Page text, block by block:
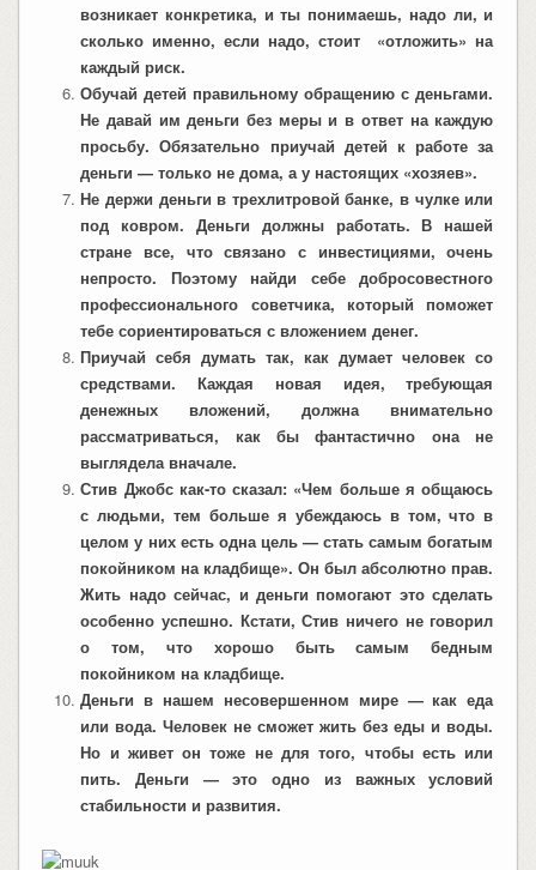
возникает конкретика, и ты понимаешь, надо ли, и
сколько именно, если надо, стоит «отложить» на
каждый риск.
Обучай детей правильному обращению с деньгами.
Не давай им деньги без меры и в ответ на каждую
просьбу. Обязательно приучай детей к работе за
деньги — только не дома, а у настоящих «хозяев».
Не держи деньги в трехлитровой банке, в чулке или
под ковром. Деньги должны работать. В нашей
стране все, что связано с инвестициями, очень
непросто. Поэтому найди себе добросовестного
профессионального советчика, который поможет
тебе сориентироваться с вложением денег.
Приучай себя думать так, как думает человек со
средствами. Каждая новая идея, требующая
денежных вложений, должна внимательно
рассматриваться, как бы фантастично она не
выглядела вначале.
Стив Джобс как-то сказал: «Чем больше я общаюсь
с людьми, тем больше я убеждаюсь в том, что в
целом у них есть одна цель — стать самым богатым
покойником на кладбище». Он был абсолютно прав.
Жить надо сейчас, и деньги помогают это сделать
особенно успешно. Кстати, Стив ничего не говорил
о том, что хорошо быть самым бедным
покойником на кладбище.
Деньги в нашем несовершенном мире — как еда
или вода. Человек не сможет жить без еды и воды.
Но и живет он тоже не для того, чтобы есть или
пить. Деньги — это одно из важных условий
стабильности и развития.